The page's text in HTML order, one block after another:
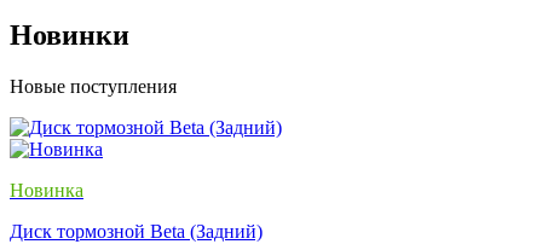
Новинки
Новые поступления
Новинка
Диск тормозной Beta (Задний)